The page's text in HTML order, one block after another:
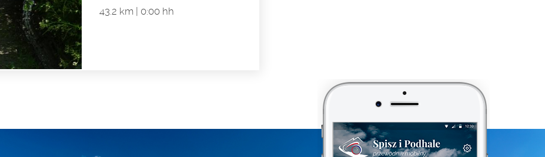
43.2 km | 0:00 hh